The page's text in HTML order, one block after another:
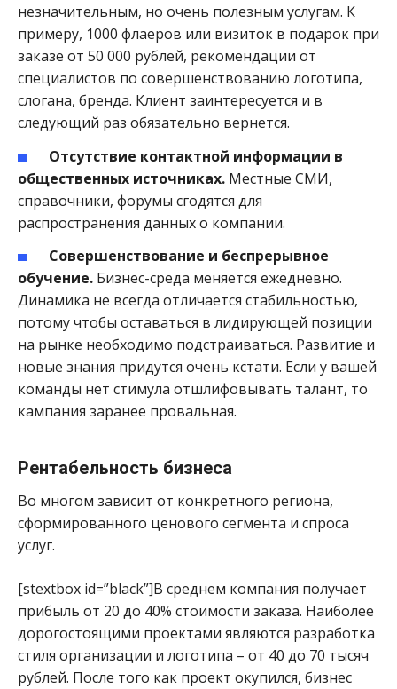
незначительным, но очень полезным услугам. К
примеру, 1000 флаеров или визиток в подарок при
заказе от 50 000 рублей, рекомендации от
специалистов по совершенствованию логотипа,
слогана, бренда. Клиент заинтересуется и в
следующий раз обязательно вернется.
Отсутствие контактной информации в
общественных источниках. Местные СМИ,
справочники, форумы сгодятся для
распространения данных о компании.
Совершенствование и беспрерывное
обучение. Бизнес-среда меняется ежедневно.
Динамика не всегда отличается стабильностью,
потому чтобы оставаться в лидирующей позиции
на рынке необходимо подстраиваться. Развитие и
новые знания придутся очень кстати. Если у вашей
команды нет стимула отшлифовывать талант, то
кампания заранее провальная.
Рентабельность бизнеса
Во многом зависит от конкретного региона,
сформированного ценового сегмента и спроса
услуг.
[stextbox id=”black”]В среднем компания получает
прибыль от 20 до 40% стоимости заказа. Наиболее
дорогостоящими проектами являются разработка
стиля организации и логотипа – от 40 до 70 тысяч
рублей. После того как проект окупился, бизнес